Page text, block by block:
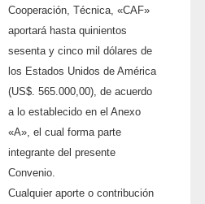
Cooperación, Técnica, «CAF»
aportará hasta quinientos
sesenta y cinco mil dólares de
los Estados Unidos de América
(US$. 565.000,00), de acuerdo
a lo establecido en el Anexo
«A», el cual forma parte
integrante del presente
Convenio.
Cualquier aporte o contribución